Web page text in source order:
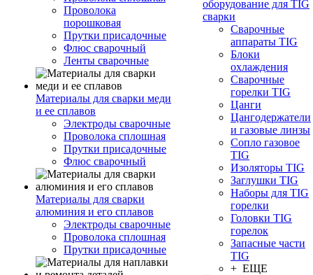
Проволока
порошковая
Прутки присадочные
Флюс сварочный
Ленты сварочные
Материалы для сварки меди
и ее сплавов
Электроды сварочные
Проволока сплошная
Прутки присадочные
Флюс сварочный
Материалы для сварки
алюминия и его сплавов
Электроды сварочные
Проволока сплошная
Прутки присадочные
оборудование для TIG
сварки
Сварочные
аппараты TIG
Блоки
охлаждения
Сварочные
горелки TIG
Цанги
Цангодержатели
и газовые линзы
Сопло газовое
TIG
Изоляторы TIG
Заглушки TIG
Наборы для TIG
горелки
Головки TIG
горелок
Запасные части
TIG
+ ЕЩЕ